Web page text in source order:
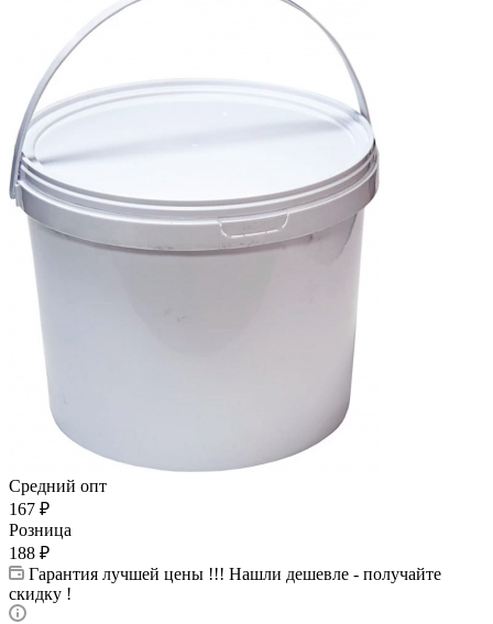
Средний опт
167 ₽
Розница
188 ₽
Гарантия лучшей цены !!! Нашли дешевле - получайте
скидку !